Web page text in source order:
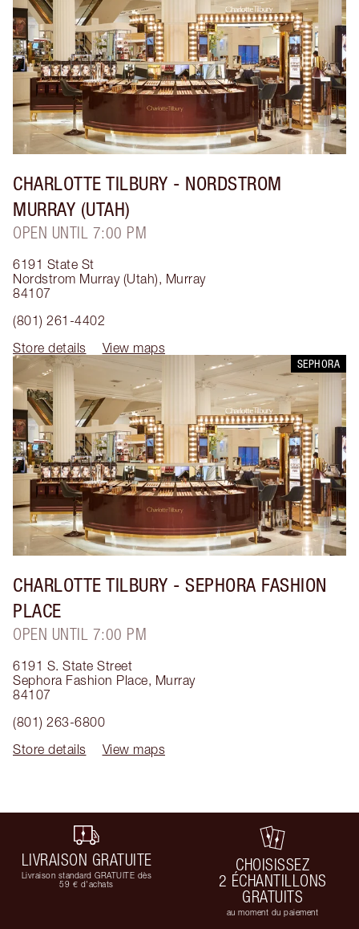
CHARLOTTE TILBURY - NORDSTROM
MURRAY (UTAH)
OPEN UNTIL 7:00 PM
6191 State St
Nordstrom Murray (Utah), Murray
84107
(801) 261-4402
Store details
View maps
SEPHORA
CHARLOTTE TILBURY - SEPHORA FASHION
PLACE
OPEN UNTIL 7:00 PM
6191 S. State Street
Sephora Fashion Place, Murray
84107
(801) 263-6800
Store details
View maps
LIVRAISON GRATUITE
Livraison standard GRATUITE dès
59 € d'achats
CHOISISSEZ
2 ÉCHANTILLONS
GRATUITS
au moment du paiement